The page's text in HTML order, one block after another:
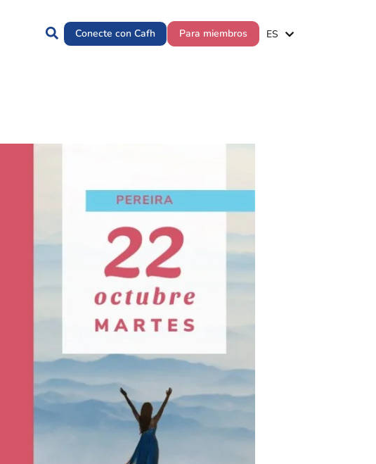
Conecte con Cafh Para miembros ES
PT